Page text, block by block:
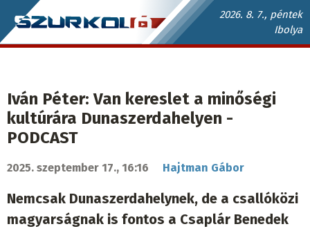
Ugrás
a
2026. 8. 7., péntek
Ibolya
Szurkoló.sk
Iván Péter: Van kereslet a minőségi
kultúrára Dunaszerdahelyen -
PODCAST
2025. szeptember 17., 16:16 Hajtman Gábor
Nemcsak Dunaszerdahelynek, de a csallóközi
magyarságnak is fontos a Csaplár Benedek